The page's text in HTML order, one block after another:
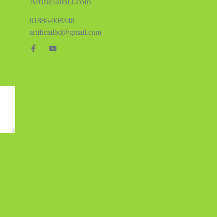
01886-008348
artificialbd@gmail.com